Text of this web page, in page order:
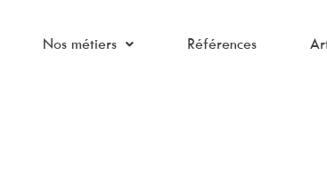
Nos métiers Références